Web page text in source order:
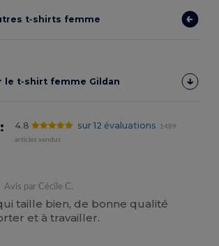
t‑shirts femme
le t‑shirt femme Gildan
4.8 sur 12 évaluations
1489
articles vendus
Avis par Cécile C.
taille bien, de bonne qualité
et à travailler.